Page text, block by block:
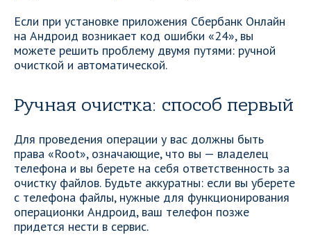
Если при установке приложения Сбербанк Онлайн
на Андроид возникает код ошибки «24», вы
можете решить проблему двумя путями: ручной
очисткой и автоматической.
Ручная очистка: способ первый
Для проведения операции у вас должны быть
права «Root», означающие, что вы — владелец
телефона и вы берете на себя ответственность за
очистку файлов. Будьте аккуратны: если вы уберете
с телефона файлы, нужные для функционирования
операционки Андроид, ваш телефон позже
придется нести в сервис.